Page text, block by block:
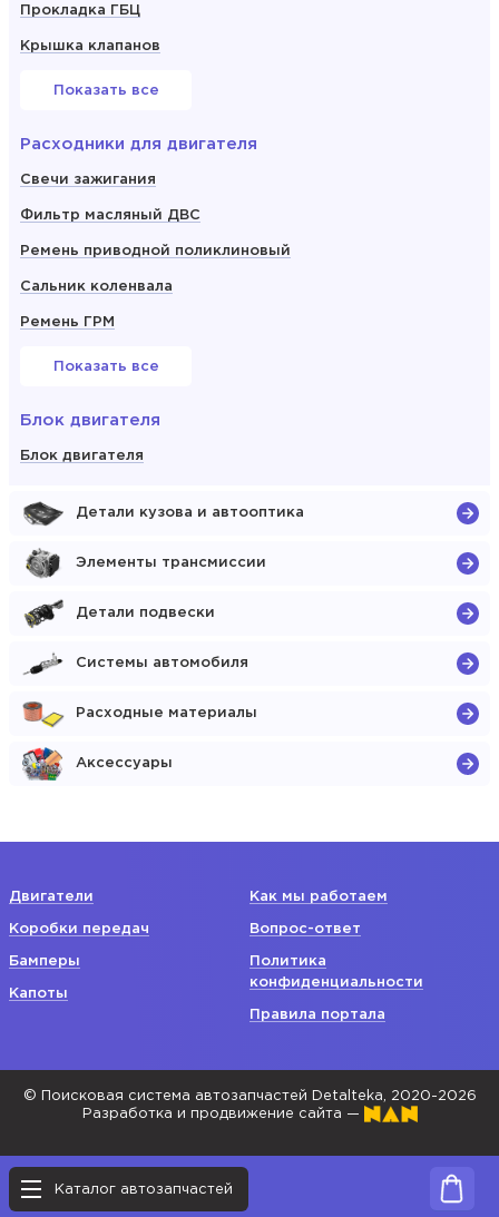
Каталог автозапчастей
Прокладка ГБЦ
Крышка клапанов
Показать все
Расходники для двигателя
Свечи зажигания
Фильтр масляный ДВС
Ремень приводной поликлиновый
Сальник коленвала
Ремень ГРМ
Показать все
Блок двигателя
Блок двигателя
Детали кузова и автооптика
Элементы трансмиссии
Детали подвески
Системы автомобиля
Расходные материалы
Аксессуары
Двигатели
Коробки передач
Бамперы
Капоты
Как мы работаем
Вопрос-ответ
Политика
конфиденциальности
Правила портала
© Поисковая система автозапчастей Detalteka, 2020-2026
Разработка и продвижение сайта —